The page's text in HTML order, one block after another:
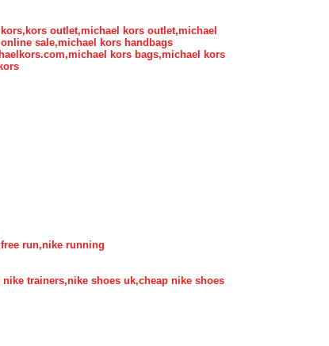
outlet,michael kors outlet,michael
sale,michael kors handbags
kors bags,michael kors
run,nike running
trainers,nike shoes uk,cheap nike shoes